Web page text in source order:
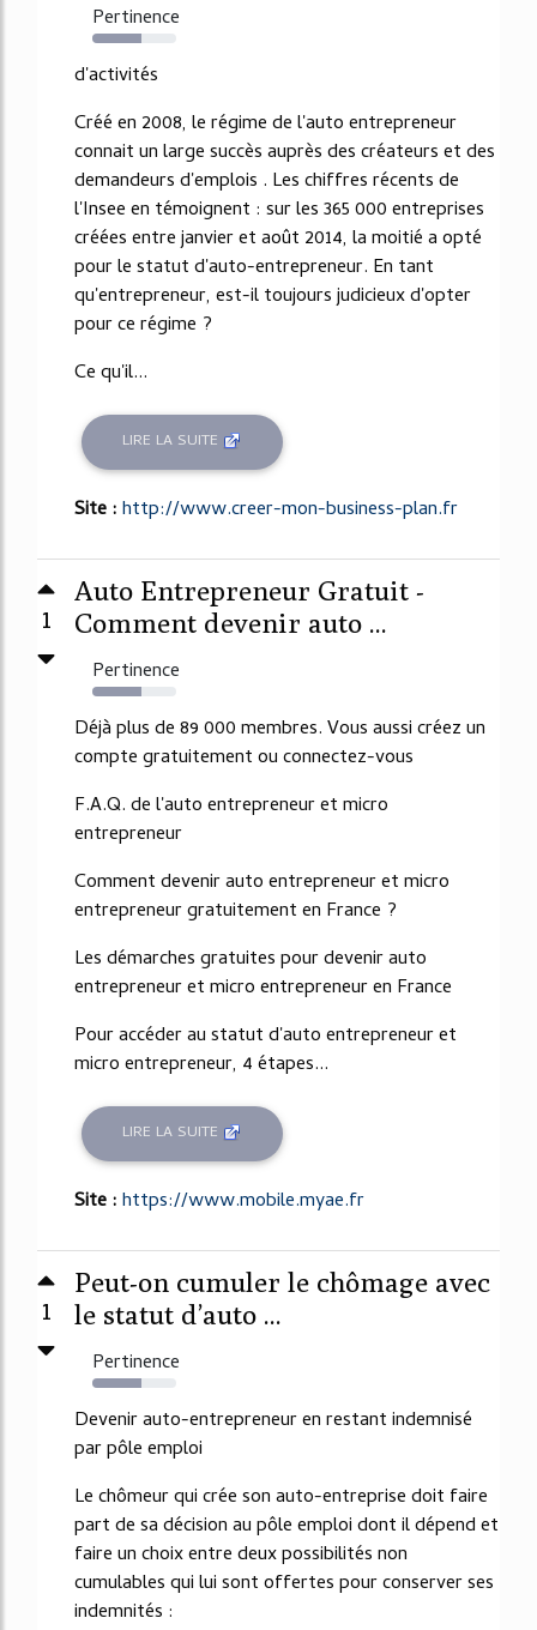
Pertinence
59%
d'activités
Créé en 2008, le régime de l'auto entrepreneur
connait un large succès auprès des créateurs et des
demandeurs d'emplois . Les chiffres récents de
l'Insee en témoignent : sur les 365 000 entreprises
créées entre janvier et août 2014, la moitié a opté
pour le statut d'auto-entrepreneur. En tant
qu'entrepreneur, est-il toujours judicieux d'opter
pour ce régime ?
Ce qu'il...
LIRE LA SUITE
Site :http://www.creer-mon-business-plan.fr
1
Auto Entrepreneur Gratuit -
Comment devenir auto ...
Pertinence
58%
Déjà plus de 89 000 membres. Vous aussi créez un
compte gratuitement ou connectez-vous
F.A.Q. de l'auto entrepreneur et micro
entrepreneur
Comment devenir auto entrepreneur et micro
entrepreneur gratuitement en France ?
Les démarches gratuites pour devenir auto
entrepreneur et micro entrepreneur en France
Pour accéder au statut d'auto entrepreneur et
micro entrepreneur, 4 étapes...
LIRE LA SUITE
Site :https://www.mobile.myae.fr
1
Peut-on cumuler le chômage avec
le statut d’auto ...
Pertinence
58%
Devenir auto-entrepreneur en restant indemnisé
par pôle emploi
Le chômeur qui crée son auto-entreprise doit faire
part de sa décision au pôle emploi dont il dépend et
faire un choix entre deux possibilités non
cumulables qui lui sont offertes pour conserver ses
indemnités :